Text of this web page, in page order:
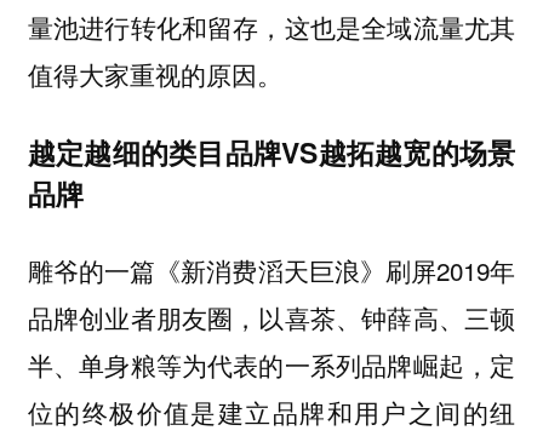
量池进行转化和留存，这也是全域流量尤其
值得大家重视的原因。
越定越细的类目品牌VS越拓越宽的场景
品牌
雕爷的一篇《新消费滔天巨浪》刷屏2019年
品牌创业者朋友圈，以喜茶、钟薛高、三顿
半、单身粮等为代表的一系列品牌崛起，定
位的终极价值是建立品牌和用户之间的纽